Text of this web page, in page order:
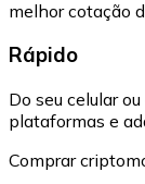
melhor cotação
Rápido
Do seu celular
plataformas e
Comprar